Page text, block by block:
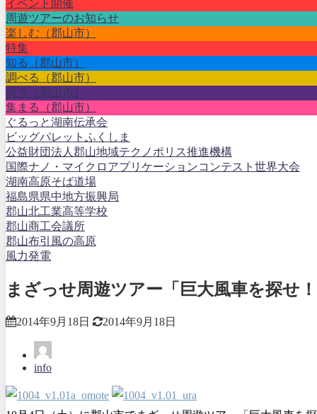
イベント開催
周遊ツアーのお知らせ
楽しむ（郡山市）
特集
知る（郡山市）
調べる（郡山市）
買う（郡山市）
集まる（郡山市）
ぐるっと湖南伝承会
ビッグパレットふくしま
公益財団法人郡山地域テクノポリス推進機構
国際ナノ・マイクロアプリケーションコンテスト世界大会
湖南高原そば道場
福島県県中地方振興局
郡山北工業高等学校
郡山商工会議所
郡山布引風の高原
風力発電
まざっせ周遊ツアー「巨大風車を探せ
2014年9月18日 2014年9月18日
info